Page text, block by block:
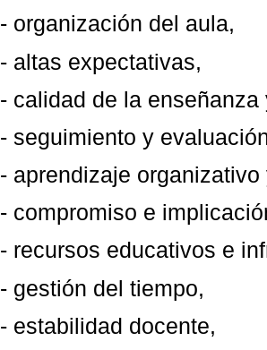
- organización del aula,
- altas expectativas,
- calidad de la
- seguimiento y
- aprendizaje
- compromiso e
- recursos educativos e
- gestión del tiempo,
- estabilidad docente,